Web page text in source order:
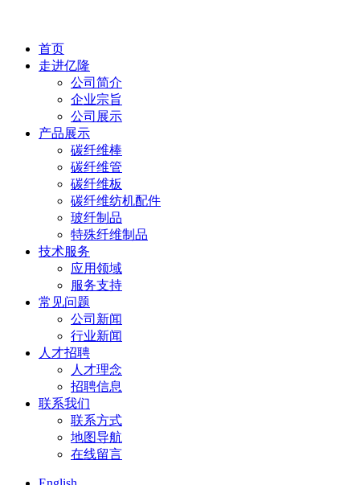
首页
走进亿隆
公司简介
企业宗旨
公司展示
产品展示
碳纤维棒
碳纤维管
碳纤维板
碳纤维纺机配件
玻纤制品
特殊纤维制品
技术服务
应用领域
服务支持
常见问题
公司新闻
行业新闻
人才招聘
人才理念
招聘信息
联系我们
联系方式
地图导航
在线留言